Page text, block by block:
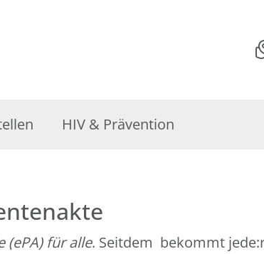
HIV & Prävention
(ePA) für alle. Seitdem bekommt